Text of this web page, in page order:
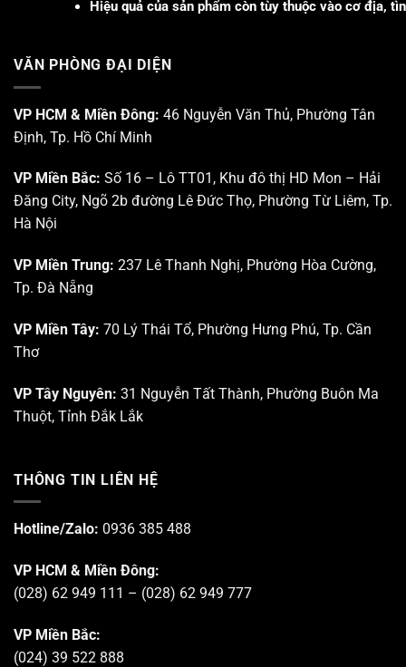
Hiệu quả của sản phẩm còn tùy thuộc vào cơ địa, tình trạng,
VĂN PHÒNG ĐẠI DIỆN
VP HCM & Miền Đông: 46 Nguyễn Văn Thủ, Phường Tân
Định, Tp. Hồ Chí Minh
VP Miền Bắc: Số 16 – Lô TT01, Khu đô thị HD Mon – Hải
Đăng City, Ngõ 2b đường Lê Đức Thọ, Phường Từ Liêm, Tp.
Hà Nội
VP Miền Trung: 237 Lê Thanh Nghị, Phường Hòa Cường,
Tp. Đà Nẵng
VP Miền Tây: 70 Lý Thái Tổ, Phường Hưng Phú, Tp. Cần
Thơ
VP Tây Nguyên: 31 Nguyễn Tất Thành, Phường Buôn Ma
Thuột, Tỉnh Đắk Lắk
THÔNG TIN LIÊN HỆ
Hotline/Zalo: 0936 385 488
VP HCM & Miền Đông:
(028) 62 949 111 – (028) 62 949 777
VP Miền Bắc:
(024) 39 522 888